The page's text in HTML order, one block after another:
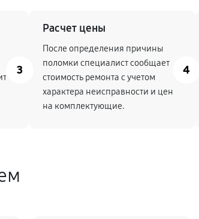
3
Расчет цены
После определения причины
поломки специалист сообщает
стоимость ремонта с учетом
характера неисправности и цен
на комплектующие.
4